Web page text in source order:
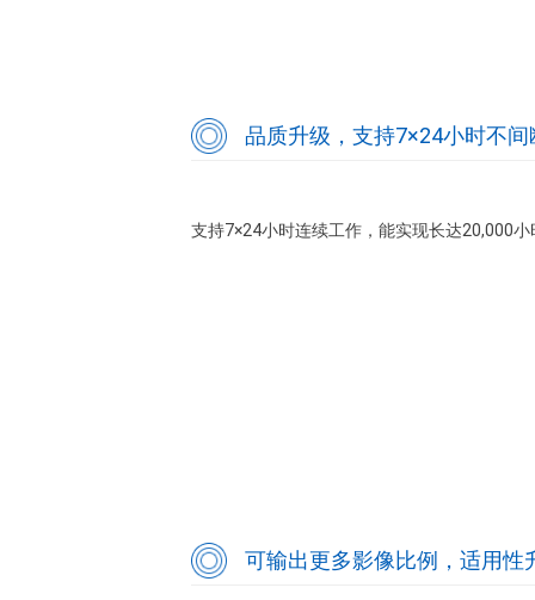
品质升级，支持7×24小时不间
支持7×24小时连续工作，能实现长达20,000小
可输出更多影像比例，适用性